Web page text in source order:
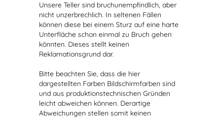
Unsere Teller sind bruchunempfindlich, aber
nicht unzerbrechlich. In seltenen Fällen
können diese bei einem Sturz auf eine harte
Unterfläche schon einmal zu Bruch gehen
könnten. Dieses stellt keinen
Reklamationsgrund dar.
Bitte beachten Sie, dass die hier
dargestellten Farben Bildschirmfarben sind
und aus produktionstechnischen Gründen
leicht abweichen können. Derartige
Abweichungen stellen somit keinen